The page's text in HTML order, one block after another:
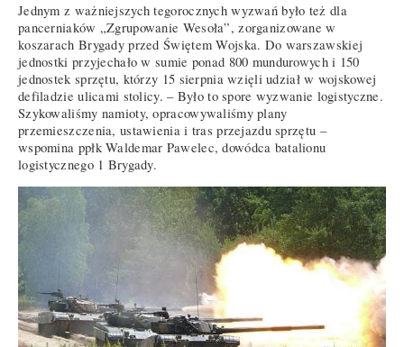
Jednym z ważniejszych tegorocznych wyzwań było też dla
pancerniaków „Zgrupowanie Wesoła”, zorganizowane w
koszarach Brygady przed Świętem Wojska. Do warszawskiej
jednostki przyjechało w sumie ponad 800 mundurowych i 150
jednostek sprzętu, którzy 15 sierpnia wzięli udział w wojskowej
defiladzie ulicami stolicy. – Było to spore wyzwanie logistyczne.
Szykowaliśmy namioty, opracowywaliśmy plany
przemieszczenia, ustawienia i tras przejazdu sprzętu –
wspomina ppłk Waldemar Pawelec, dowódca batalionu
logistycznego 1 Brygady.